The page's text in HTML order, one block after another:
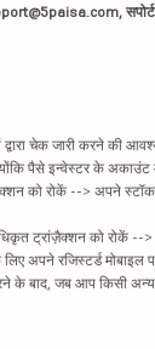
चेक जारी करने की
पैसे इन्वेस्टर के अकाउंट
को रोकें --> अपने
ट्रांज़ैक्शन को रोकें -->
अपने रजिस्टर्ड मोबाइल
बाद, जब आप किसी अन्य